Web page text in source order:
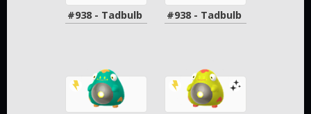
#938 - Tadbulb #938 - Tadbulb